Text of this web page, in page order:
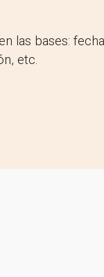
las bases:
etc.